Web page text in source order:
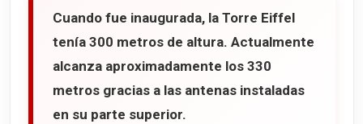
Cuando fue inaugurada, la Torre Eiffel
tenía 300 metros de altura. Actualmente
alcanza aproximadamente los 330
metros gracias a las antenas instaladas
en su parte superior.